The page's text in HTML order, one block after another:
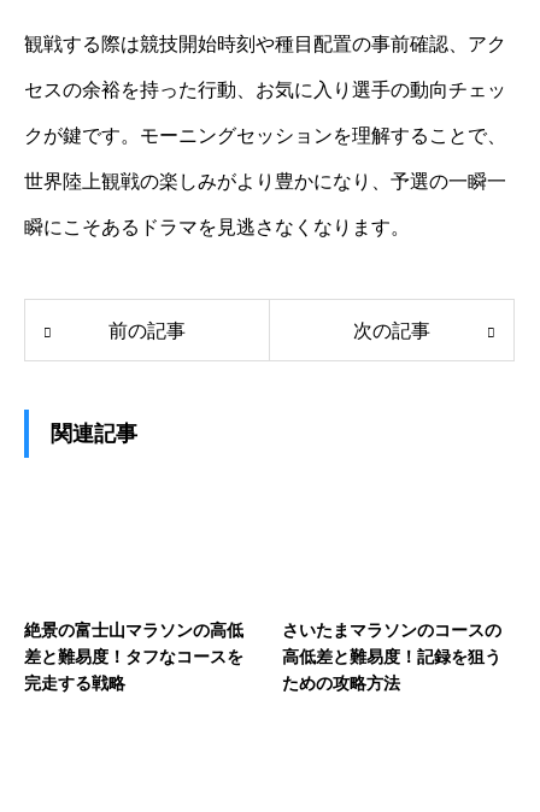
観戦する際は競技開始時刻や種目配置の事前確認、アク
セスの余裕を持った行動、お気に入り選手の動向チェッ
クが鍵です。モーニングセッションを理解することで、
世界陸上観戦の楽しみがより豊かになり、予選の一瞬一
瞬にこそあるドラマを見逃さなくなります。
前の記事 次の記事
関連記事
絶景の富士山マラソンの高低
差と難易度！タフなコースを
完走する戦略
さいたまマラソンのコースの
高低差と難易度！記録を狙う
ための攻略方法